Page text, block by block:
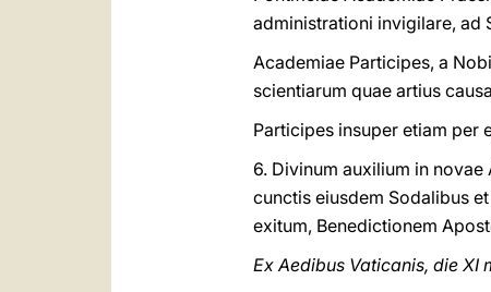
administrationi invigilare, ad
Academiae Participes, a
scientiarum quae artius
Participes insuper etiam per
6. Divinum auxilium in
cunctis eiusdem Sodalibus
exitum, Benedictionem
Ex Aedibus Vaticanis, die XI